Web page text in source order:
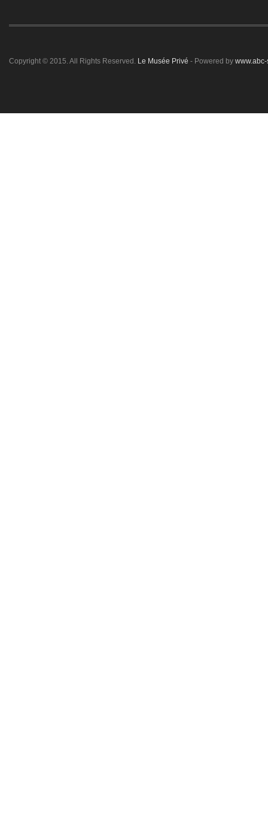
Copyright © 2015. All Rights Reserved. Le Musée Privé - Powered by